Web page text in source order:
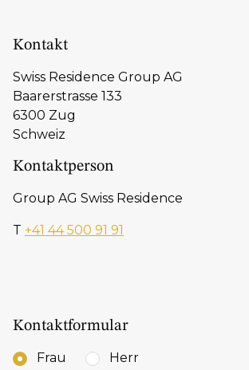
Kontakt
Swiss Residence Group AG
Baarerstrasse 133
6300 Zug
Schweiz
Kontaktperson
Group AG Swiss Residence
T +41 44 500 91 91
Kontaktformular
Frau Herr